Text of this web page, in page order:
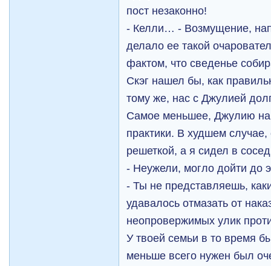
пост незаконно!
- Келли… - Возмущение,
делало ее такой
фактом, что сведенье
Скэг нашел бы, как
тому же, нас с Джулией
Самое меньшее, Джулию
практики. В худшем
решеткой, а я сидел в
- Неужели, могло дойти до
- Ты не представляешь,
удавалось отмазать от
неопровержимых улик
У твоей семьи в то время
меньше всего нужен был